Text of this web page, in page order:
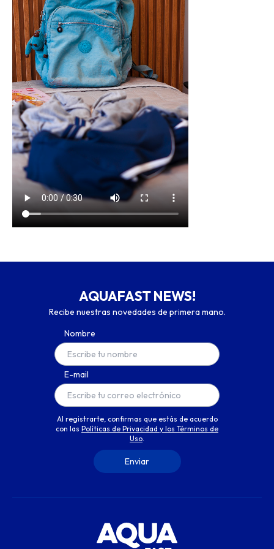
AQUAFAST NEWS!
Recibe nuestras novedades de primera mano.
Nombre
E-mail
Al registrarte, confirmas que estás de acuerdo
con las Políticas de Privacidad y los Términos de
Uso.